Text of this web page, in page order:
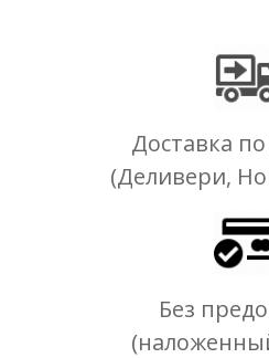
Доставка
(Деливери,
Без